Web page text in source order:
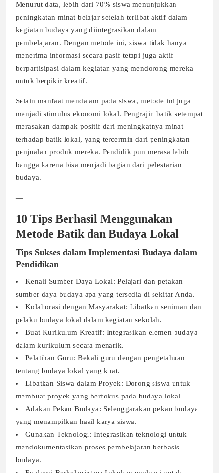
Menurut data, lebih dari 70% siswa menunjukkan
peningkatan minat belajar setelah terlibat aktif dalam
kegiatan budaya yang diintegrasikan dalam
pembelajaran. Dengan metode ini, siswa tidak hanya
menerima informasi secara pasif tetapi juga aktif
berpartisipasi dalam kegiatan yang mendorong mereka
untuk berpikir kreatif.
Selain manfaat mendalam pada siswa, metode ini juga
menjadi stimulus ekonomi lokal. Pengrajin batik setempat
merasakan dampak positif dari meningkatnya minat
terhadap batik lokal, yang tercermin dari peningkatan
penjualan produk mereka. Pendidik pun merasa lebih
bangga karena bisa menjadi bagian dari pelestarian
budaya.
—
10 Tips Berhasil Menggunakan
Metode Batik dan Budaya Lokal
Tips Sukses dalam Implementasi Budaya dalam
Pendidikan
Kenali Sumber Daya Lokal: Pelajari dan petakan
sumber daya budaya apa yang tersedia di sekitar Anda.
Kolaborasi dengan Masyarakat: Libatkan seniman dan
pelaku budaya lokal dalam kegiatan sekolah.
Buat Kurikulum Kreatif: Integrasikan elemen budaya
dalam kurikulum secara menarik.
Pelatihan Guru: Bekali guru dengan pengetahuan
tentang budaya lokal yang kuat.
Libatkan Siswa dalam Proyek: Dorong siswa untuk
membuat proyek yang berfokus pada budaya lokal.
Adakan Pekan Budaya: Selenggarakan pekan budaya
yang menampilkan hasil karya siswa.
Gunakan Teknologi: Integrasikan teknologi untuk
mendokumentasikan proses pembelajaran berbasis
budaya.